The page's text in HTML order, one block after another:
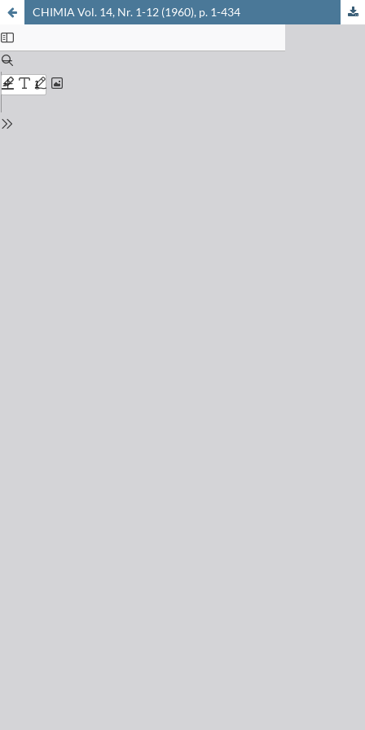
CHIMIA Vol. 14, Nr. 1-12 (1960), p. 1-434